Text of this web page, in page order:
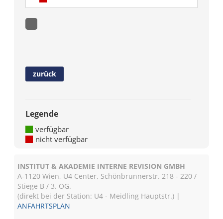
zurück
Legende
verfügbar
nicht verfügbar
INSTITUT & AKADEMIE INTERNE REVISION GMBH
A-1120 Wien, U4 Center, Schönbrunnerstr. 218 - 220 /
Stiege B / 3. OG.
(direkt bei der Station: U4 - Meidling Hauptstr.) |
ANFAHRTSPLAN